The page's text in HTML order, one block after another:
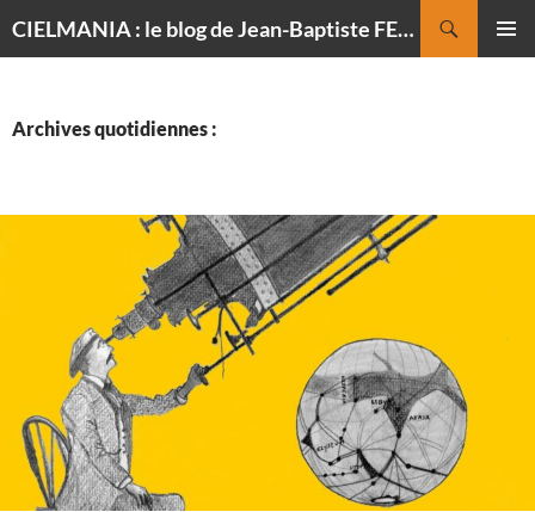
CIELMANIA : le blog de Jean-Baptiste FELDMANN, photographe du ciel
Archives quotidiennes :